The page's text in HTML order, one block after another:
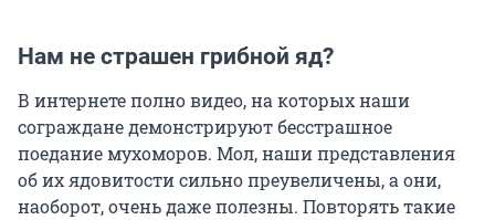
Нам не страшен грибной яд?
В интернете полно видео, на которых наши
сограждане демонстрируют бесстрашное
поедание мухоморов. Мол, наши представления
об их ядовитости сильно преувеличены, а они,
наоборот, очень даже полезны. Повторять такие